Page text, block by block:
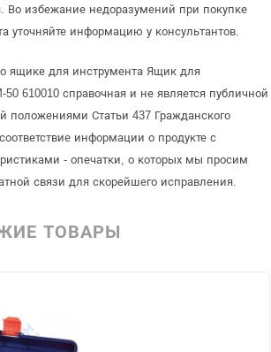
Во избежание недоразумений при покупке
уточняйте информацию у консультантов.
ящике для инструмента Ящик для
50 610010 справочная и не является публичной
положениями Статьи 437 Гражданского
информации о продукте с
- опечатки, о которых мы просим
связи для скорейшего исправления.
ТОВАРЫ